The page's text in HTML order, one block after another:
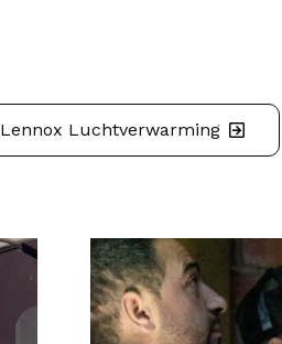
Lennox Luchtverwarming